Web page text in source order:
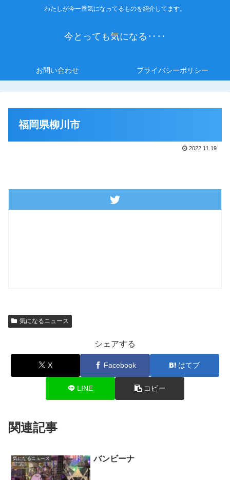
わたしが今一番気になってるものを紹介してます。
今とっても気になる‥‥
お問い合わせ プライバシーポリシー
福岡県柳川市
2022.11.19
気になるニュース
シェアする
X Facebook はてブ
LINE コピー
関連記事
気になるニュース バンビーナ